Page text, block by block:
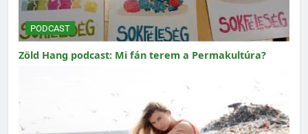
PODCAST
Zöld Hang podcast: Mi fán terem a Permakultúra?